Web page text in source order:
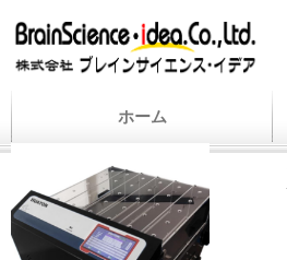
ホーム